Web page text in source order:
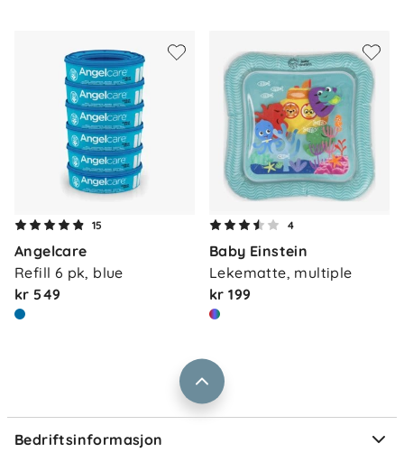
15
Angelcare
Refill 6 pk, blue
kr 549
4
Baby Einstein
Lekematte, multiple
kr 199
Bedriftsinformasjon
Våre butikker
Vårt samfunnsansvar
Størrelsesguider
Kontakt oss
Frakt og levering
Retur og reklamasjon
Ofte stilte spørsmål